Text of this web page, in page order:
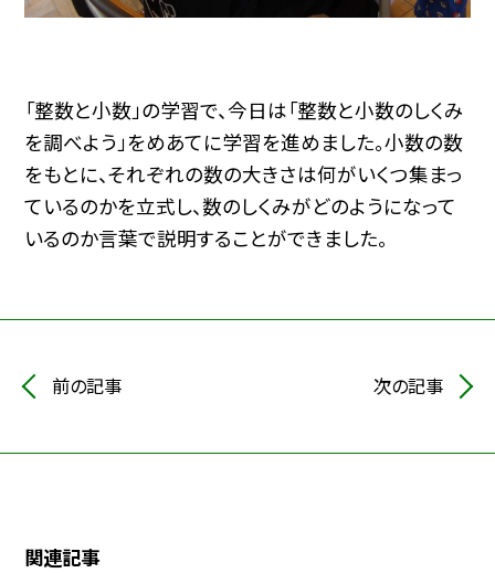
「整数と小数」の学習で、今日は「整数と小数のしくみ
を調べよう」をめあてに学習を進めました。小数の数
をもとに、それぞれの数の大きさは何がいくつ集まっ
ているのかを立式し、数のしくみがどのようになって
いるのか言葉で説明することができました。
前の記事 次の記事
関連記事